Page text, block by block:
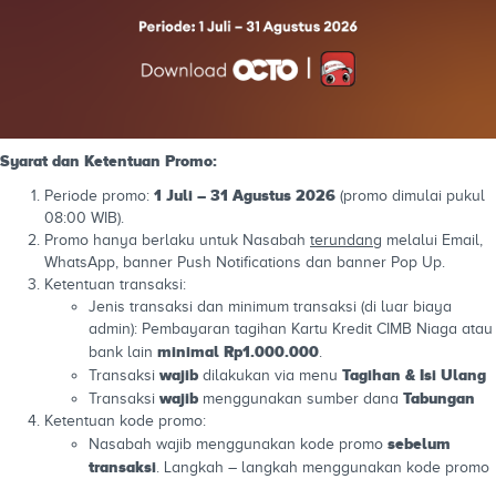
Syarat dan Ketentuan Promo:
Periode promo: 1 Juli – 31 Agustus 2026 (promo dimulai pukul
08:00 WIB).
Promo hanya berlaku untuk Nasabah terundang melalui Email,
WhatsApp, banner Push Notifications dan banner Pop Up.
Ketentuan transaksi:
Jenis transaksi dan minimum transaksi (di luar biaya
admin): Pembayaran tagihan Kartu Kredit CIMB Niaga atau
bank lain minimal Rp1.000.000
Transaksi wajib dilakukan via menu Tagihan & Isi Ulang
Transaksi wajib menggunakan sumber dana Tabungan
Ketentuan kode promo:
Nasabah wajib menggunakan kode promo sebelum
transaksi . Langkah – langkah menggunakan kode promo